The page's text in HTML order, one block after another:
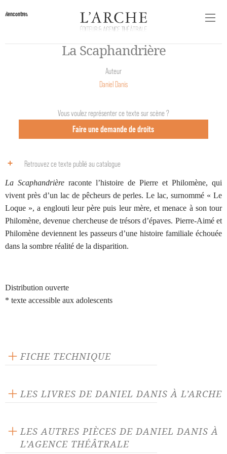
Rencontres
La Scaphandrière
Auteur
Daniel Danis
Vous voulez représenter ce texte sur scène ?
Faire une demande de droits
Retrouvez ce texte publié au catalogue
La Scaphandrière raconte l’histoire de Pierre et Philomène, qui
vivent près d’un lac de pêcheurs de perles. Le lac, surnommé « Le
Loque », a englouti leur père puis leur mère, et menace à son tour
Philomène, devenue chercheuse de trésors d’épaves. Pierre-Aimé et
Philomène deviennent les passeurs d’une histoire familiale échouée
dans la sombre réalité de la disparition.
Distribution ouverte
* texte accessible aux adolescents
FICHE TECHNIQUE
Théâtre jeunesse
Langue source : français
Nombre de personnages féminins : 1
LES LIVRES DE DANIEL DANIS À L’ARCHE
LES AUTRES PIÈCES DE DANIEL DANIS À
L’AGENCE THÉÂTRALE